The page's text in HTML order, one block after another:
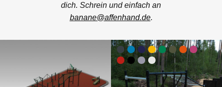
dich. Schrein und einfach an
banane@affenhand.de.